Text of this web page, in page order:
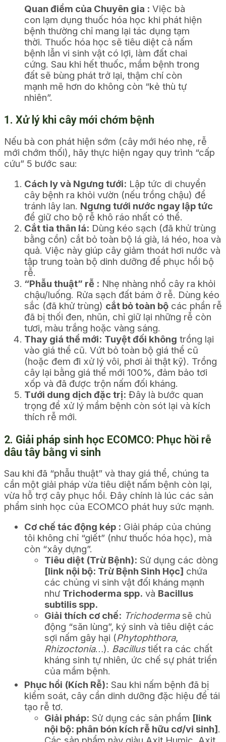
Quan điểm của Chuyên gia : Việc bà
con lạm dụng thuốc hóa học khi phát hiện
bệnh thường chỉ mang lại tác dụng tạm
thời. Thuốc hóa học sẽ tiêu diệt cả nấm
bệnh lẫn vi sinh vật có lợi, làm đất chai
cứng. Sau khi hết thuốc, mầm bệnh trong
đất sẽ bùng phát trở lại, thậm chí còn
mạnh mẽ hơn do không còn “kẻ thù tự
nhiên”.
1. Xử lý khi cây mới chớm bệnh
Nếu bà con phát hiện sớm (cây mới héo nhẹ, rễ
mới chớm thối), hãy thực hiện ngay quy trình “cấp
cứu” 5 bước sau:
Cách ly và Ngưng tưới: Lập tức di chuyển
cây bệnh ra khỏi vườn (nếu trồng chậu) để
tránh lây lan. Ngưng tưới nước ngay lập tức
để giữ cho bộ rễ khô ráo nhất có thể.
Cắt tỉa thân lá: Dùng kéo sạch (đã khử trùng
bằng cồn) cắt bỏ toàn bộ lá già, lá héo, hoa và
quả. Việc này giúp cây giảm thoát hơi nước và
tập trung toàn bộ dinh dưỡng để phục hồi bộ
rễ.
“Phẫu thuật” rễ : Nhẹ nhàng nhổ cây ra khỏi
chậu/luống. Rửa sạch đất bám ở rễ. Dùng kéo
sắc (đã khử trùng) cắt bỏ toàn bộ các phần rễ
đã bị thối đen, nhũn, chỉ giữ lại những rễ còn
tươi, màu trắng hoặc vàng sáng.
Thay giá thể mới: Tuyệt đối không trồng lại
vào giá thể cũ. Vứt bỏ toàn bộ giá thể cũ
(hoặc đem đi xử lý vôi, phơi ải thật kỹ). Trồng
cây lại bằng giá thể mới 100%, đảm bảo tơi
xốp và đã được trộn nấm đối kháng.
Tưới dung dịch đặc trị: Đây là bước quan
trọng để xử lý mầm bệnh còn sót lại và kích
thích rễ mới.
2. Giải pháp sinh học ECOMCO: Phục hồi rễ
dâu tây bằng vi sinh
Sau khi đã “phẫu thuật” và thay giá thể, chúng ta
cần một giải pháp vừa tiêu diệt nấm bệnh còn lại,
vừa hỗ trợ cây phục hồi. Đây chính là lúc các sản
phẩm sinh học của ECOMCO phát huy sức mạnh.
Cơ chế tác động kép : Giải pháp của chúng
tôi không chỉ “giết” (như thuốc hóa học), mà
còn “xây dựng”.
Tiêu diệt (Trừ Bệnh):
[link nội bộ: Trừ Bệnh Sinh Học] chứa
các chủng vi sinh vật đối kháng mạnh
như Trichoderma spp. và Bacillus
subtilis spp.
Giải thích cơ chế: Trichodermasẽ chủ
động “săn lùng”, ký sinh và tiêu diệt các
sợi nấm gây hại (Phytophthora
Rhizoctonia…). Bacillustiết ra các chất
kháng sinh tự nhiên, ức chế sự phát triển
của mầm bệnh.
Phục hồi (Kích Rễ): Sau khi nấm bệnh đã bị
kiểm soát, cây cần dinh dưỡng đặc hiệu để tái
tạo rễ tơ.
Giải pháp: Sử dụng các sản phẩm [link
nội bộ: phân bón kích rễ hữu cơ/vi sinh].